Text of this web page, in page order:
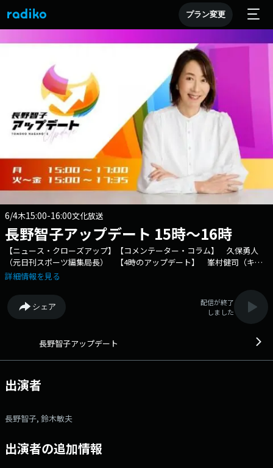
プラン変更
6/4木15:00-16:00文化放送
長野智子アップデート 15時～16時
【ニュース・クローズアップ】【コメンテーター・コラム】 久保勇人
（元日刊スポーツ編集局長） 【4時のアップデート】 峯村健司（キヤ
ノングローバル戦略研究所上席研究員） 番組「X」 アカウントは
智子アップデート 番組メールフォーム： https://form.run/@joqr-
up X（旧Twitter）ハッシュタグは「#長野智子アップデート」 X（旧
Twitter）ページは「https://twitter.com/update_joqr」 月 15:00
治・経済・カルチャーなど様々なジャンルのスペシャルストともにお送り
強く、 時に面白く！世の中の動きを知り、次の一歩を考える共創型ラジオ
です。 文化放送公式X（旧Twitter）アカウントは「@joqrpr」 文
facebookページは 「https://www.facebook.com/1134joqr」 文化放
送公式LINEは「@joqr_916」
詳細情報を見る
シェア
配信が終了
しました
長野智子アップデート
出演者
長野智子, 鈴木敏夫
出演者の追加情報